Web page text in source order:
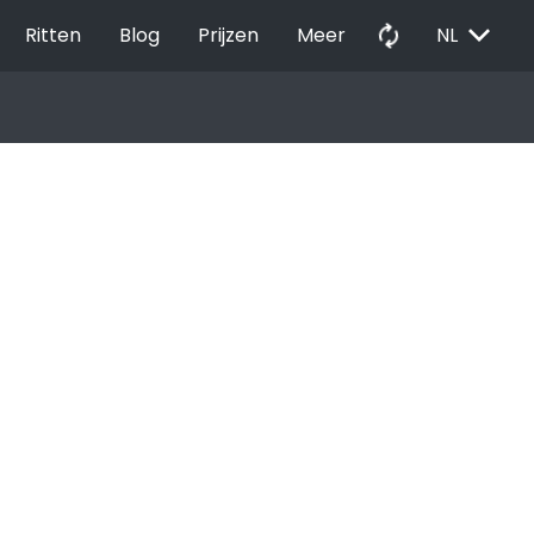
Ritten Blog Prijzen Meer autorenew NL EXPAND_MORE